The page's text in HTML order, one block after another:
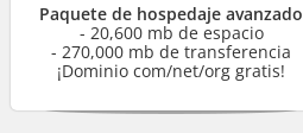
Paquete de hospedaje avanzado
- 20,600 mb de espacio
- 270,000 mb de transferencia
¡Dominio com/net/org gratis!